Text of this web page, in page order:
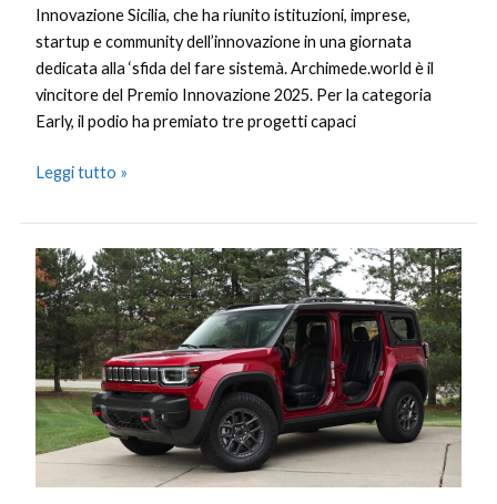
Innovazione Sicilia, che ha riunito istituzioni, imprese,
startup e community dell’innovazione in una giornata
dedicata alla ‘sfida del fare sistemà. Archimede.world è il
vincitore del Premio Innovazione 2025. Per la categoria
Early, il podio ha premiato tre progetti capaci
Leggi tutto »
Jeep
Recon
2026:
l’elettrico
diventa
off-
road